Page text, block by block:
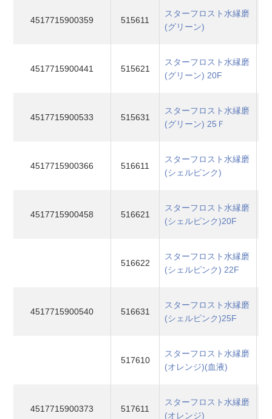
4517715900359 515611
スターフロスト水縁磨
(グリーン)
4517715900441 515621
スターフロスト水縁磨
(グリーン) 20F
4517715900533 515631
スターフロスト水縁磨
(グリーン) 25Ｆ
4517715900366 516611
スターフロスト水縁磨
(シェルピンク)
4517715900458 516621
スターフロスト水縁磨
(シェルピンク)20F
516622
スターフロスト水縁磨
(シェルピンク) 22F
4517715900540 516631
スターフロスト水縁磨
(シェルピンク)25F
517610
スターフロスト水縁磨
(オレンジ)(血液)
4517715900373 517611
スターフロスト水縁磨
(オレンジ)